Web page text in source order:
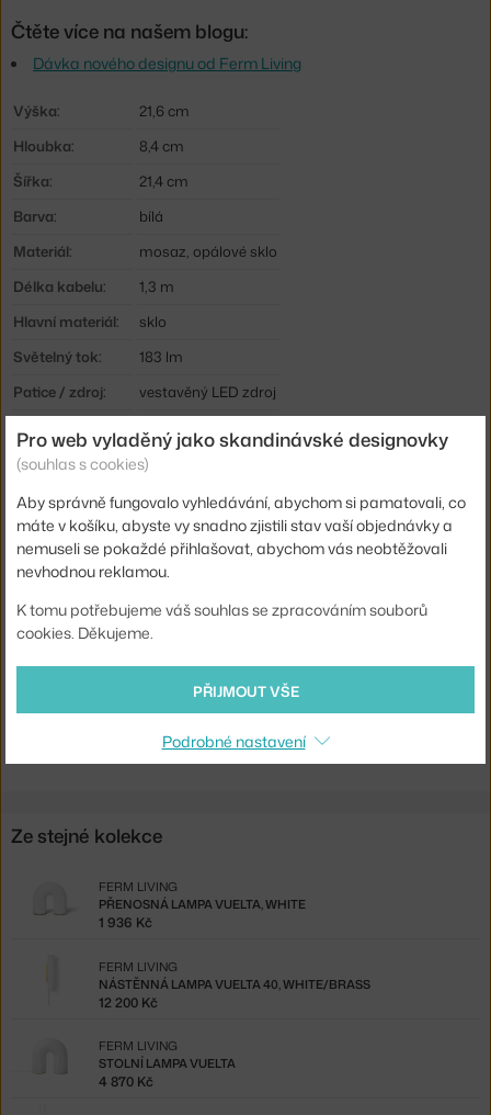
Čtěte více na našem blogu:
Dávka nového designu od Ferm Living
Výška:
21,6 cm
Hloubka:
8,4 cm
Šířka:
21,4 cm
Barva:
bílá
Materiál:
mosaz, opálové sklo
Délka kabelu:
1,3 m
Hlavní materiál:
sklo
Světelný tok:
183 lm
Patice / zdroj:
vestavěný LED zdroj
Stmívatelné:
ano
Distribuce světla: nepřímé světlo
Zdroj součástí:
ano, vestavěný
Barevná teplota:
2500 K
Max Watt (LED):
3 W
Kód produktu
FER-110061201
EAN
5704723255611
Shopping from the EU? Switch toVuelta Table Lamp
Ze stejné kolekce
PŘENOSNÁ LAMPA VUELTA, WHITE
FERM LIVING
1 936 Kč
NÁSTĚNNÁ LAMPA VUELTA 40, WHITE/BRASS
FERM LIVING
12 200 Kč
STOLNÍ LAMPA VUELTA
FERM LIVING
4 870 Kč
Pro web vyladěný jako skandinávské designovky
(souhlas s cookies)
Aby správně fungovalo vyhledávání, abychom si pamatovali, co
máte v košíku, abyste vy snadno zjistili stav vaší objednávky a
nemuseli se pokaždé přihlašovat, abychom vás neobtěžovali
nevhodnou reklamou.
K tomu potřebujeme váš souhlas se zpracováním souborů
cookies. Děkujeme.
PŘIJMOUT VŠE
Podrobné nastavení